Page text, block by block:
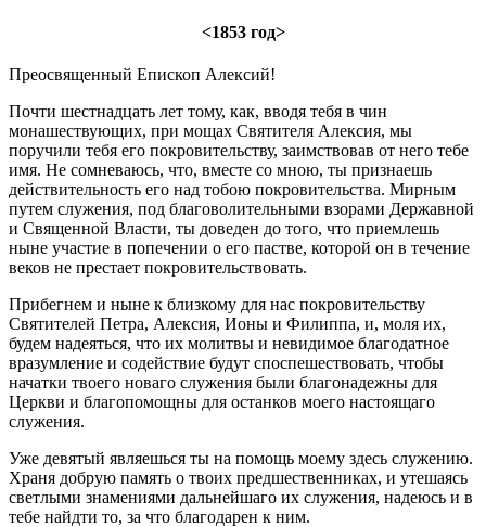
<1853 год>
Преосвященный Епископ Алексий!
Почти шестнадцать лет тому, как, вводя тебя в чин
монашествующих, при мощах Святителя Алексия, мы
поручили тебя его покровительству, заимствовав от него тебе
имя. Не сомневаюсь, что, вместе со мною, ты признаешь
действительность его над тобою покровительства. Мирным
путем служения, под благоволительными взорами Державной
и Священной Власти, ты доведен до того, что приемлешь
ныне участие в попечении о его пастве, которой он в течение
веков не престает покровительствовать.
Прибегнем и ныне к близкому для нас покровительству
Святителей Петра, Алексия, Ионы и Филиппа, и, моля их,
будем надеяться, что их молитвы и невидимое благодатное
вразумление и содействие будут споспешествовать, чтобы
начатки твоего новаго служения были благонадежны для
Церкви и благопомощны для останков моего настоящаго
служения.
Уже девятый являешься ты на помощь моему здесь служению.
Храня добрую память о твоих предшественниках, и утешаясь
светлыми знамениями дальнейшаго их служения, надеюсь и в
тебе найдти то, за что благодарен к ним.